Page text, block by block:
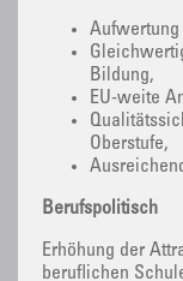
Aufwertung
Bildung,
EU-weite
Oberstufe,
Berufspolitisch
Erhöhung der
beruflichen